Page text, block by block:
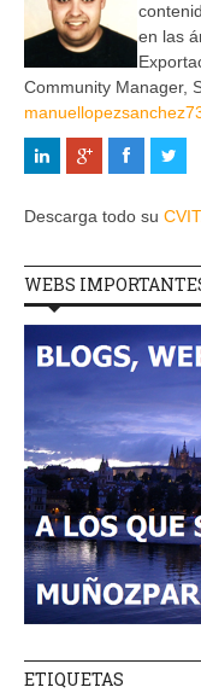
en las
Community Manager,
Descarga todo su
WEBS
ETIQUETAS